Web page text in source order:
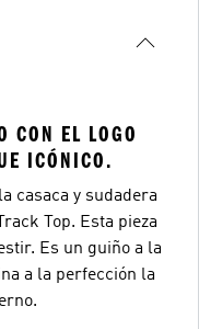
CON EL LOGO
ICÓNICO.
casaca y sudadera
Top. Esta pieza
Es un guiño a la
a la perfección la